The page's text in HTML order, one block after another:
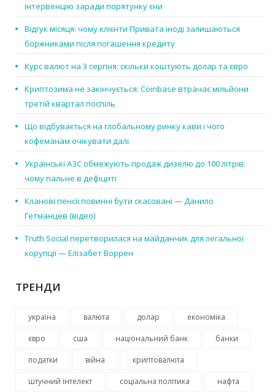
інтервенцію заради порятунку єни
Відгук місяця: чому клієнти Привата іноді залишаються
боржниками після погашення кредиту
Курс валют на 3 серпня: скільки коштують долар та євро
Криптозима не закінчується: Coinbase втрачає мільйони
третій квартал поспіль
Що відбувається на глобальному ринку кави і чого
кофеманам очікувати далі
Українські АЗС обмежують продаж дизелю до 100 літрів:
чому пальне в дефіциті
Кланові пенсії повинні бути скасовані — Данило
Гетманцев (відео)
Truth Social перетворилася на майданчик для легальної
корупції — Елізабет Воррен
ТРЕНДИ
україна валюта долар економіка
євро сша національний банк банки
податки війна криптовалюта
штучний інтелект соціальна політика нафта